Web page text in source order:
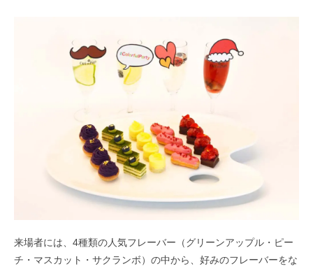
来場者には、4種類の人気フレーバー（グリーンアップル・ピー
チ・マスカット・サクランボ）の中から、好みのフレーバーをな